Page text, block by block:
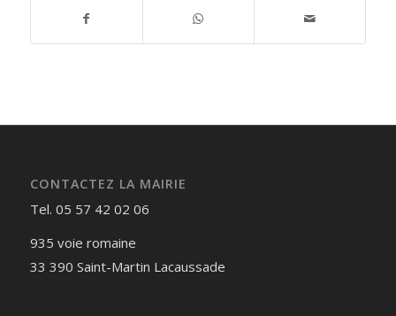
CONTACTEZ LA MAIRIE
Tel. 05 57 42 02 06
935 voie romaine
33 390 Saint-Martin Lacaussade